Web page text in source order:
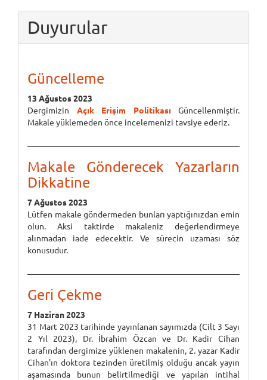
Duyurular
Güncelleme
13 Ağustos 2023
Dergimizin Açık Erişim Politikası Güncellenmiştir.
Makale yüklemeden önce incelemenizi tavsiye ederiz.
Makale Gönderecek Yazarların
Dikkatine
7 Ağustos 2023
Lütfen makale göndermeden bunları yaptığınızdan emin
olun. Aksi taktirde makaleniz değerlendirmeye
alınmadan iade edecektir. Ve sürecin uzaması söz
konusudur.
Geri Çekme
7 Haziran 2023
31 Mart 2023 tarihinde yayınlanan sayımızda (Cilt 3 Sayı
2 Yıl 2023), Dr. İbrahim Özcan ve Dr. Kadir Cihan
tarafından dergimize yüklenen makalenin, 2. yazar Kadir
Cihan'ın doktora tezinden üretilmiş olduğu ancak yayın
aşamasında bunun belirtilmediği ve yapılan intihal